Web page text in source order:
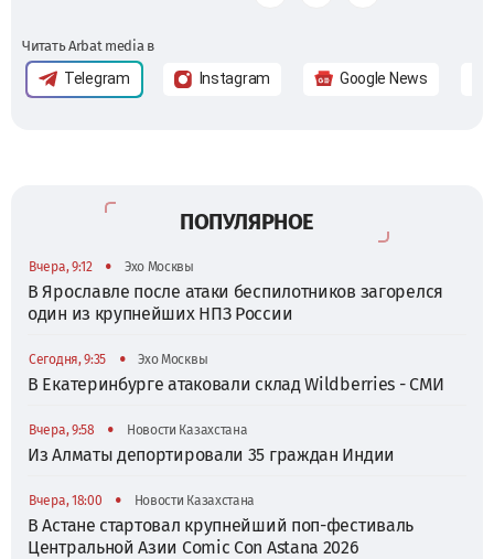
Читать Arbat media в
Telegram Instagram Google News
ПОПУЛЯРНОЕ
Вчера, 9:12 • Эхо Москвы
В Ярославле после атаки беспилотников загорелся
один из крупнейших НПЗ России
Сегодня, 9:35 • Эхо Москвы
В Екатеринбурге атаковали склад Wildberries - СМИ
Вчера, 9:58 • Новости Казахстана
Из Алматы депортировали 35 граждан Индии
Вчера, 18:00 • Новости Казахстана
В Астане стартовал крупнейший поп-фестиваль
Центральной Азии Comic Con Astana 2026